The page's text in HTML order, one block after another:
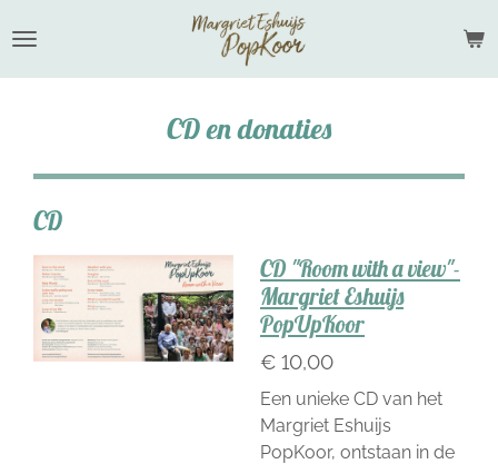
direct
naar
CD en donaties
CD
CD "Room with a view"-
Margriet Eshuijs
PopUpKoor
€ 10,00
Een unieke CD van het
Margriet Eshuijs
PopKoor, ontstaan in de